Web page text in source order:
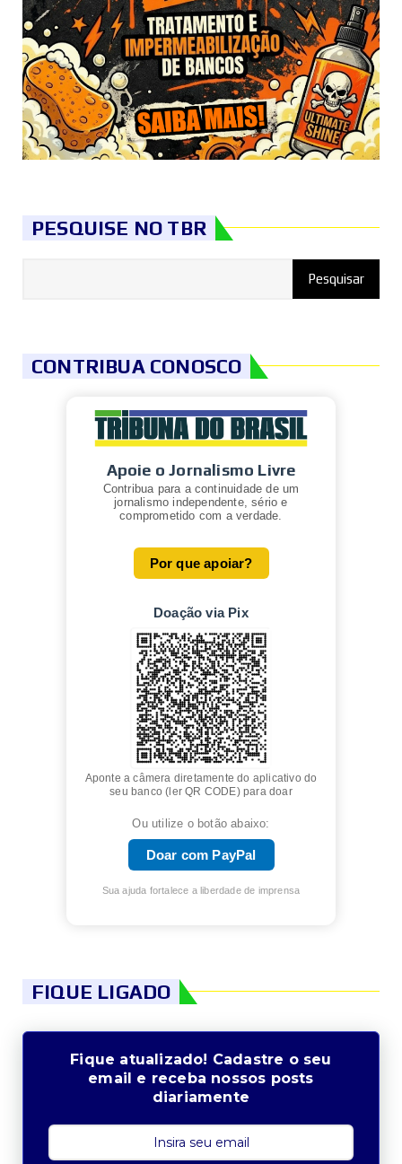
PESQUISE NO TBR
CONTRIBUA CONOSCO
Apoie o Jornalismo Livre
Contribua para a continuidade de um
jornalismo independente, sério e
comprometido com a verdade.
Por que apoiar?
Doação via Pix
Aponte a câmera diretamente do aplicativo do
seu banco (ler QR CODE) para doar
Ou utilize o botão abaixo:
Doar com PayPal
Sua ajuda fortalece a liberdade de imprensa
FIQUE LIGADO
Fique atualizado! Cadastre o seu
email e receba nossos posts
diariamente